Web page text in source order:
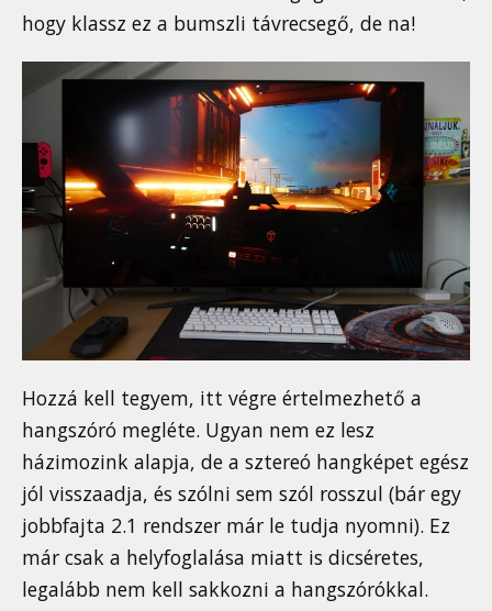
hogy klassz ez a bumszli távrecsegő, de na!
Hozzá kell tegyem, itt végre értelmezhető a
hangszóró megléte. Ugyan nem ez lesz
házimozink alapja, de a sztereó hangképet egész
jól visszaadja, és szólni sem szól rosszul (bár egy
jobbfajta 2.1 rendszer már le tudja nyomni). Ez
már csak a helyfoglalása miatt is dicséretes,
legalább nem kell sakkozni a hangszórókkal.